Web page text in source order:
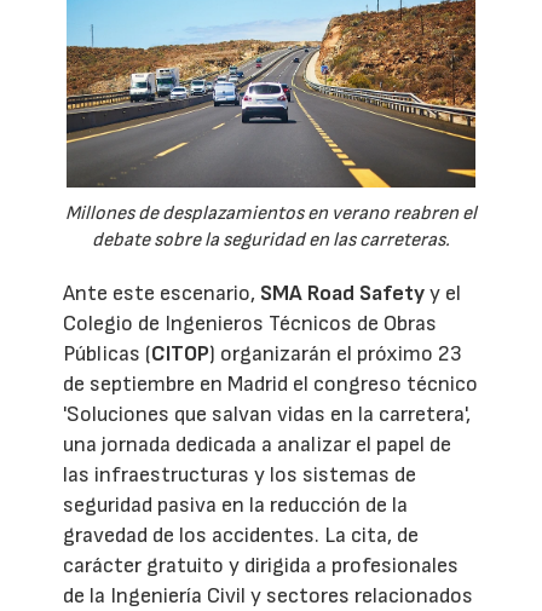
Millones de desplazamientos en verano reabren el
debate sobre la seguridad en las carreteras.
Ante este escenario, SMA Road Safetyy el
Colegio de Ingenieros Técnicos de Obras
Públicas (CITOP) organizarán el próximo 23
de septiembre en Madrid el congreso técnico
'Soluciones que salvan vidas en la carretera',
una jornada dedicada a analizar el papel de
las infraestructuras y los sistemas de
seguridad pasiva en la reducción de la
gravedad de los accidentes. La cita, de
carácter gratuito y dirigida a profesionales
de la Ingeniería Civil y sectores relacionados